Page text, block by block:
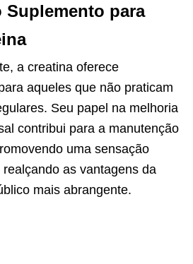
para
a creatina oferece
aqueles que não praticam
Seu papel na melhoria
contribui para a manutenção
uma sensação
as vantagens da
mais abrangente.